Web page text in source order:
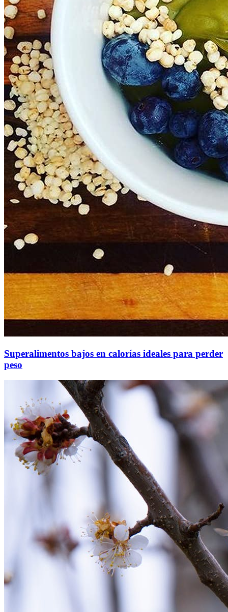
Superalimentos bajos en calorías ideales para perder
peso